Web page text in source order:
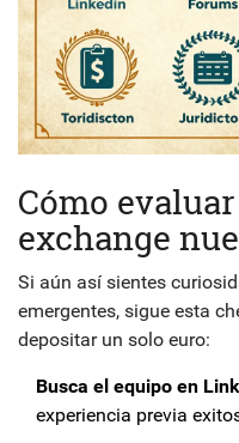
Cómo
exchange
Si aún así sientes
emergentes, sigue esta
depositar un solo euro:
Busca el equipo en
experiencia previa